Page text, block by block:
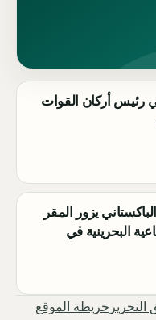
رئيس أركان القوات
يزور المقر
البحرينية في
التحرير خريطة الموقع